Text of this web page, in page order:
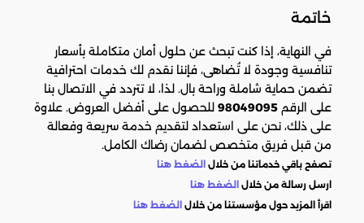
خاتمة
في النهاية، إذا كنت تبحث عن حلول أمان متكاملة بأسعار
تنافسية وجودة لا تُضاهى، فإننا نقدم لك خدمات احترافية
تضمن حماية شاملة وراحة بال. لذا، لا تتردد في الاتصال بنا
على الرقم 98049095 للحصول على أفضل العروض. علاوة
على ذلك، نحن على استعداد لتقديم خدمة سريعة وفعالة
من قبل فريق متخصص لضمان رضاك الكامل.
تصفح باقي خدماتنا من خلال الضغط هنا
ارسل رسالة من خلال الضغط هنا
اقرأ المزيد حول مؤسستنا من خلال الضغط هنا